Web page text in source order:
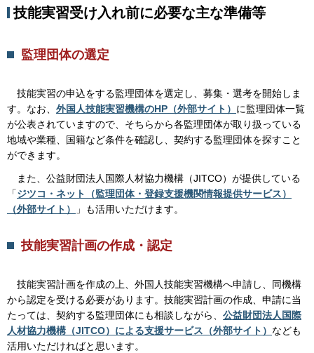
技能実習受け入れ前に必要な主な準備等
監理団体の選定
技能実習の申込をする監理団体を選定し、募集・選考を開始しま
す。なお、 外国人技能実習機構のHP（外部サイト） に監理団体一覧
が公表されていますので、そちらから各監理団体が取り扱っている
地域や業種、国籍など条件を確認し、契約する監理団体を探すこと
ができます。
ま た、公益財団法人国際人材協力機構（JITCO）が提供している
「ジツコ・ネット（監理団体・登録支援機関情報提供サービス）
（外部サイト）
」も活用いただけます。
技能実習計画の作成・認定
技能実習計画を作成の上、外国人技能実習機構へ申請し、同機構
から認定を受ける必要があります。技能実習計画の作成、申請に当
たっては、契約する監理団体にも相談しながら、 公益財団法人国際
人材協力機構（JITCO）による支援サービス（外部サイト） なども
活用いただければと思います。